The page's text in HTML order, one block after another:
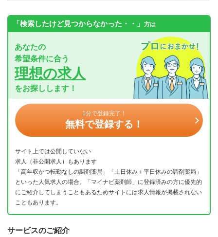
「検索したけど見つからなかった・・」 方は
あなたの
希望条件に合う
理想の求人
をお探しします！
1分で登録完了！
無料で登録する！
サイト上では公開していない
求人（非公開求人）もあります
「高年収かつ転勤なしの調剤薬局」「土日休み＋平日休みの調剤薬局」
といった人気求人の場合、「マイナビ薬剤師」に登録済みの方に優先的
にご紹介してしまうこともあるためサイトには求人情報が掲載されない
こともあります。
サービスのご紹介